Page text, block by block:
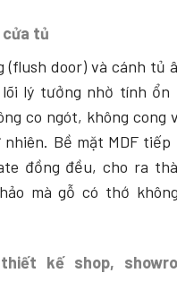
tủ
(flush door) và cánh tủ
lý tưởng nhờ tính ổn
co ngót, không cong
Bề mặt MDF tiếp
đồng đều, cho ra
mà gỗ có thớ
kế shop,